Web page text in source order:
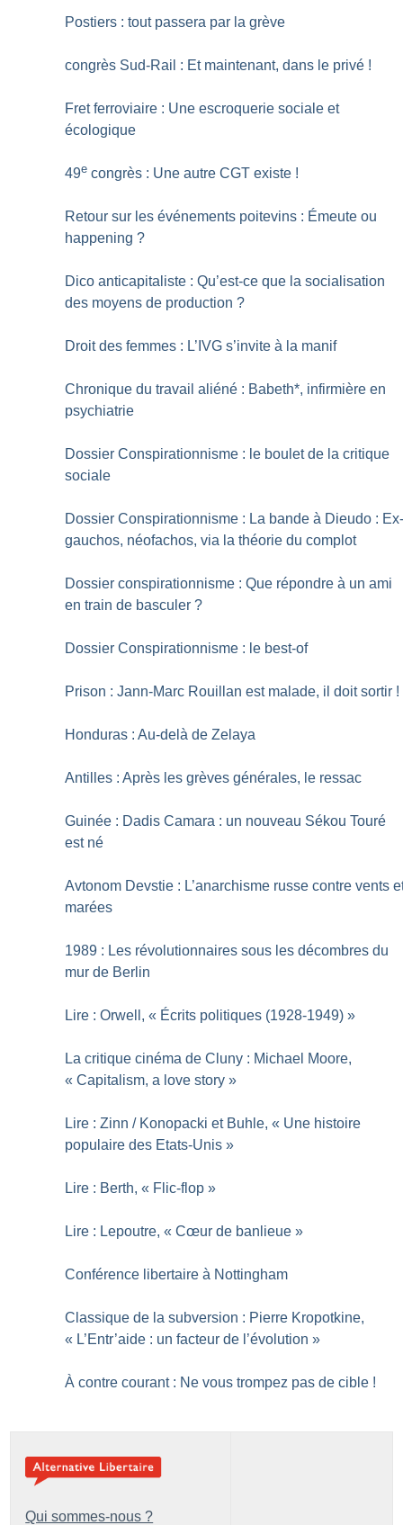
Postiers : tout passera par la grève
congrès Sud-Rail : Et maintenant, dans le privé !
Fret ferroviaire : Une escroquerie sociale et
écologique
49e congrès : Une autre CGT existe !
Retour sur les événements poitevins : Émeute ou
happening ?
Dico anticapitaliste : Qu’est-ce que la socialisation
des moyens de production ?
Droit des femmes : L’IVG s’invite à la manif
Chronique du travail aliéné : Babeth*, infirmière en
psychiatrie
Dossier Conspirationnisme : le boulet de la critique
sociale
Dossier Conspirationnisme : La bande à Dieudo :
gauchos, néofachos, via la théorie du complot
Dossier conspirationnisme : Que répondre à un ami
en train de basculer ?
Dossier Conspirationnisme : le best-of
Prison : Jann-Marc Rouillan est malade, il doit sortir !
Honduras : Au-delà de Zelaya
Antilles : Après les grèves générales, le ressac
Guinée : Dadis Camara : un nouveau Sékou Touré
est né
Avtonom Devstie : L’anarchisme russe contre vents
marées
1989 : Les révolutionnaires sous les décombres du
mur de Berlin
Lire : Orwell, « Écrits politiques (1928-1949) »
La critique cinéma de Cluny : Michael Moore,
« Capitalism, a love story »
Lire : Zinn / Konopacki et Buhle, « Une histoire
populaire des Etats-Unis »
Lire : Berth, « Flic-flop »
Lire : Lepoutre, « Cœur de banlieue »
Conférence libertaire à Nottingham
Classique de la subversion : Pierre Kropotkine,
« L’Entr’aide : un facteur de l’évolution »
À contre courant : Ne vous trompez pas de cible !
Qui sommes-nous ?